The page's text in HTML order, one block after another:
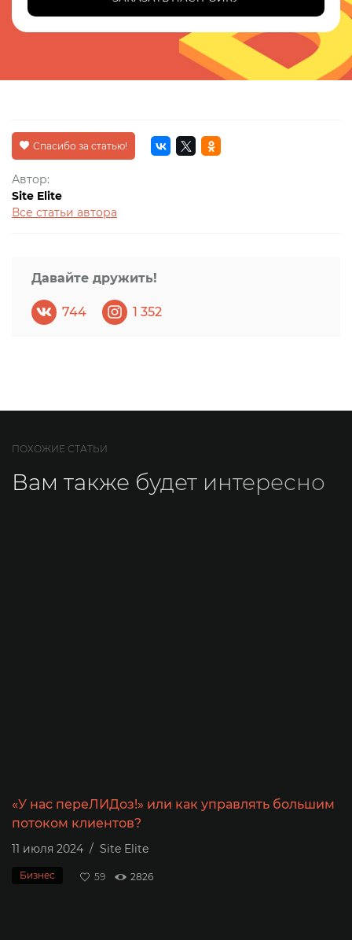
Спасибо за статью!
Автор:
Site Elite
Все статьи автора
Давайте дружить!
744 1 352
ПОХОЖИЕ СТАТЬИ
Вам также будет интересно
«У нас переЛИДоз!» или как управлять большим
потоком клиентов?
11 июля 2024 / Site Elite
Бизнес 59 2826